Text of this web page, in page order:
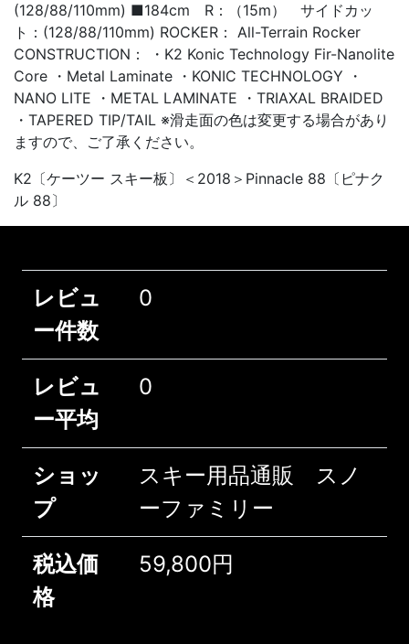
(128/88/110mm) ■184cm R：（15m） サイドカッ
ト：(128/88/110mm) ROCKER： All-Terrain Rocker
CONSTRUCTION： ・K2 Konic Technology Fir-Nanolite
Core ・Metal Laminate ・KONIC TECHNOLOGY ・
NANO LITE ・METAL LAMINATE ・TRIAXAL BRAIDED
・TAPERED TIP/TAIL ※滑走面の色は変更する場合があり
ますので、ご了承ください。
K2〔ケーツー スキー板〕＜2018＞Pinnacle 88〔ピナク
ル 88〕
レビュ
ー件数
0
レビュ
ー平均
0
ショッ
プ
スキー用品通販 スノ
ーファミリー
税込価
格
59,800円